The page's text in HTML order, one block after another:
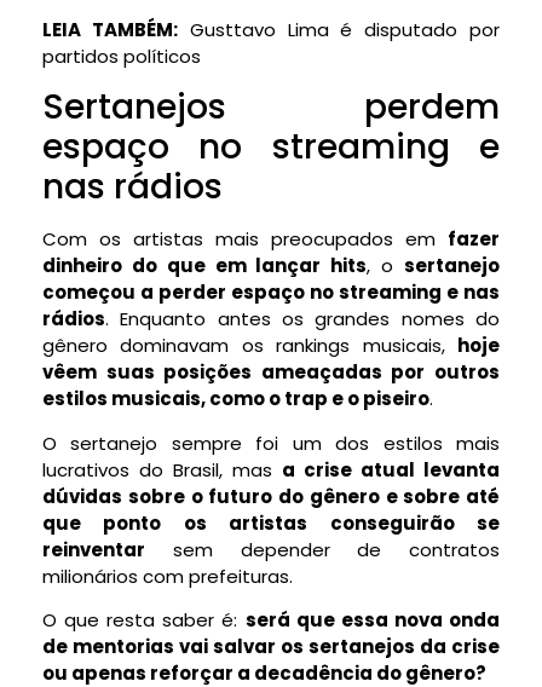
LEIA TAMBÉM:Gusttavo Lima é disputado por
partidos políticos
Sertanejos perdem
espaço no streaming e
nas rádios
Com os artistas mais preocupados em fazer
dinheiro do que em lançar hits, osertanejo
começou a perder espaço no streaming e nas
rádios. Enquanto antes os grandes nomes do
gênero dominavam os rankings musicais, hoje
vêem suas posições ameaçadas por outros
estilos musicais, como o trap e o piseiro.
O sertanejo sempre foi um dos estilos mais
lucrativos do Brasil, mas a crise atual levanta
dúvidas sobre o futuro do gênero e sobre até
que ponto os artistas conseguirão se
reinventar sem depender de contratos
milionários com prefeituras.
O que resta saber é: será que essa nova onda
de mentorias vai salvar os sertanejos da crise
ou apenas reforçar a decadência do gênero?